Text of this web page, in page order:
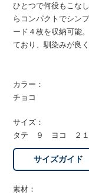
ひとつで何役もこな
らコンパクトでシン
ード４枚を収納可能
ており、馴染みが良
カラー：
チョコ
サイズ：
タテ ９ ヨコ ２１
サイズガイド
素材：